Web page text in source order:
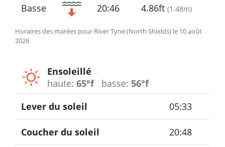
Horaires des marées pour River Tyne (North Shields) le 10 août
2026
Basse 20:46 4.86ft (1.48m)
Ensoleillé
haute: 65°f basse: 56°f
Lever du soleil 05:33
Coucher du soleil 20:48